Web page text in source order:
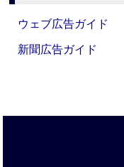
ウェブ広告ガイド
新聞広告ガイド